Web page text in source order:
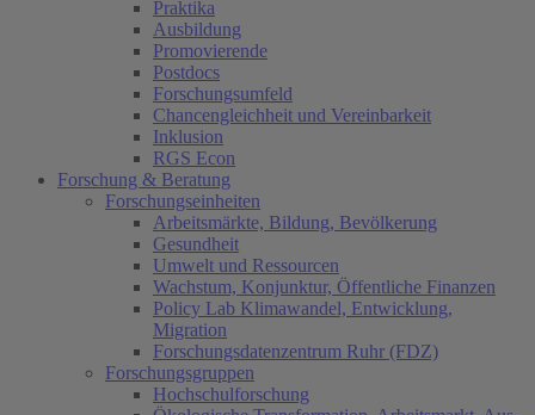
Praktika
Ausbildung
Promovierende
Postdocs
Forschungsumfeld
Chancengleichheit und Vereinbarkeit
Inklusion
RGS Econ
Forschung & Beratung
Forschungseinheiten
Arbeitsmärkte, Bildung, Bevölkerung
Gesundheit
Umwelt und Ressourcen
Wachstum, Konjunktur, Öffentliche Finanzen
Policy Lab Klimawandel, Entwicklung,
Migration
Forschungsdatenzentrum Ruhr (FDZ)
Forschungsgruppen
Hochschulforschung